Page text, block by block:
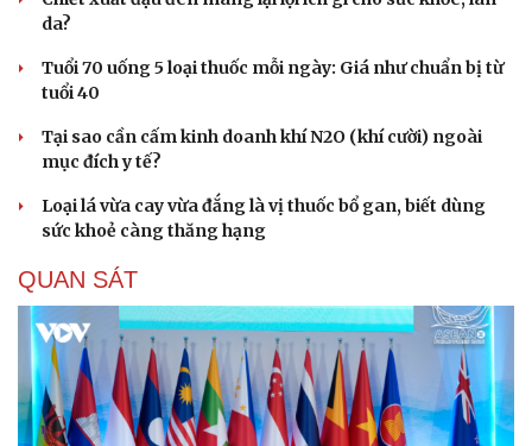
da?
Tuổi 70 uống 5 loại thuốc mỗi ngày: Giá như chuẩn bị từ
tuổi 40
Tại sao cần cấm kinh doanh khí N2O (khí cười) ngoài
mục đích y tế?
Loại lá vừa cay vừa đắng là vị thuốc bổ gan, biết dùng
sức khoẻ càng thăng hạng
QUAN SÁT